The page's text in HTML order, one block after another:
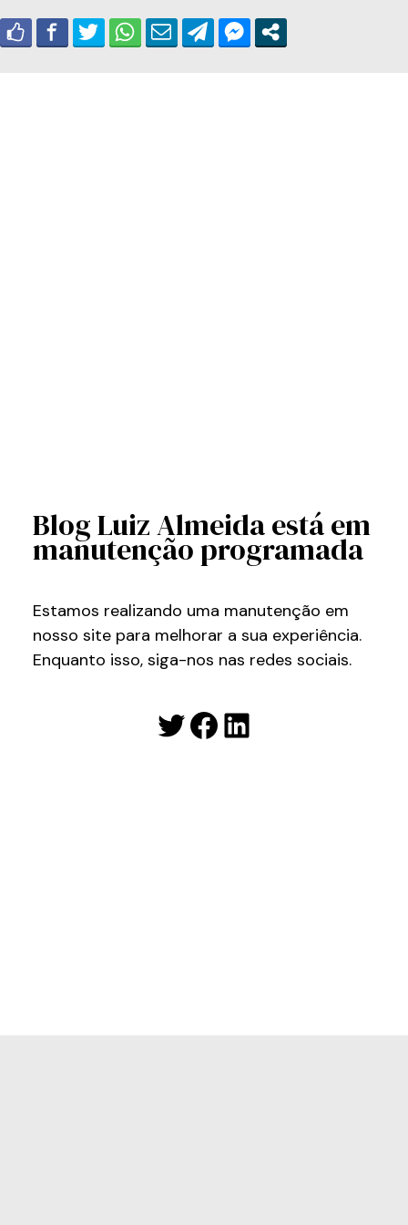
Blog Luiz Almeida está em
manutenção programada
Estamos realizando uma manutenção em
nosso site para melhorar a sua experiência.
Enquanto isso, siga-nos nas redes sociais.
Twitter
Facebook
LinkedIn